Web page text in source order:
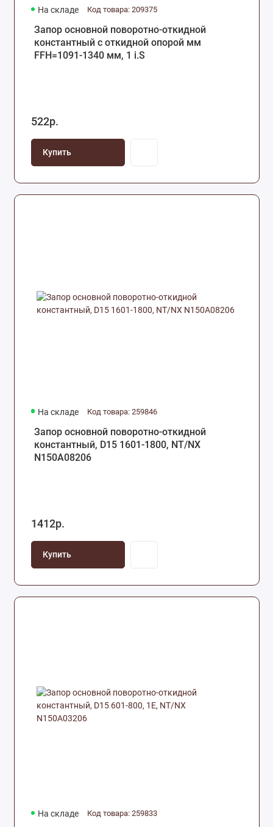
На складе Код товара: 209375
Запор основной поворотно-откидной
константный с откидной опорой мм
FFH=1091-1340 мм, 1 i.S
522р.
Купить
На складе Код товара: 259846
Запор основной поворотно-откидной
константный, D15 1601-1800, NT/NX
N150A08206
1412р.
Купить
На складе Код товара: 259833